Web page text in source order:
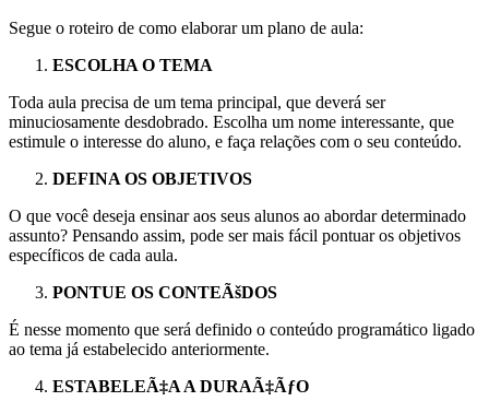
Segue o roteiro de como elaborar um plano de aula:
ESCOLHA O TEMA
Toda aula precisa de um tema principal, que deverá ser
minuciosamente desdobrado. Escolha um nome interessante, que
estimule o interesse do aluno, e faça relações com o seu conteúdo.
DEFINA OS OBJETIVOS
O que você deseja ensinar aos seus alunos ao abordar determinado
assunto? Pensando assim, pode ser mais fácil pontuar os objetivos
específicos de cada aula.
PONTUE OS CONTEÃšDOS
É nesse momento que será definido o conteúdo programático ligado
ao tema já estabelecido anteriormente.
ESTABELEÃ‡A A DURAÃ‡ÃƒO